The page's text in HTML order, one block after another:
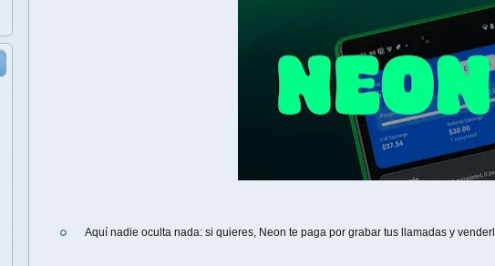
Aquí nadie oculta nada: si quieres, Neon te paga por grabar tus llamadas y